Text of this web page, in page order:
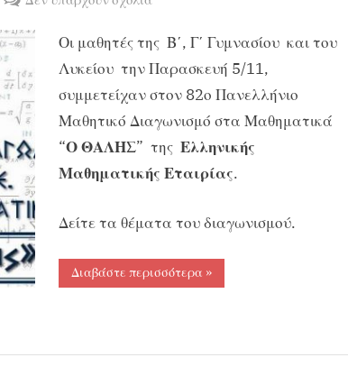
ΜΑΝΤΑΦΟΥΝΗΣ
82ου
Πανελλήνιου
Μαθητικού
στα
Μαθηματικά
«Ο
Οι μαθητές της Β΄, Γ΄ Γυμνασίου και του
Λυκείου την Παρασκευή 5/11,
συμμετείχαν στον 82ο Πανελλήνιο
Μαθητικό Διαγωνισμό στα Μαθηματικά
“Ο ΘΑΛΗΣ” της Ελληνικής
Μαθηματικής Εταιρίας.
Δείτε τα θέματα του διαγωνισμού.
Διαβάστε περισσότερα“Θέματα
82ου
«Ο
»